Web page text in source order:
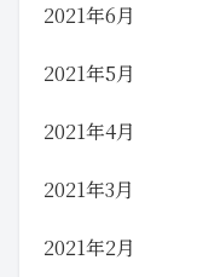
2021年6月
2021年5月
2021年4月
2021年3月
2021年2月